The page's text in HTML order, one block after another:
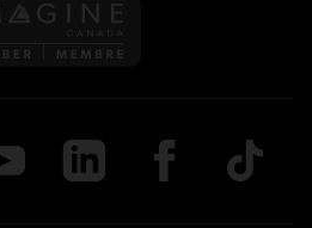
sur Instagram
nous sur Youtube
Suivez nous sur LinkedIn
Suivez nous sur
TikTok